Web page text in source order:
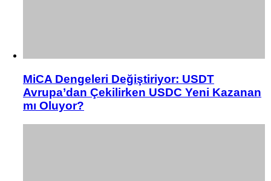
MiCA Dengeleri Değiştiriyor: USDT
Avrupa’dan Çekilirken USDC Yeni Kazanan
mı Oluyor?